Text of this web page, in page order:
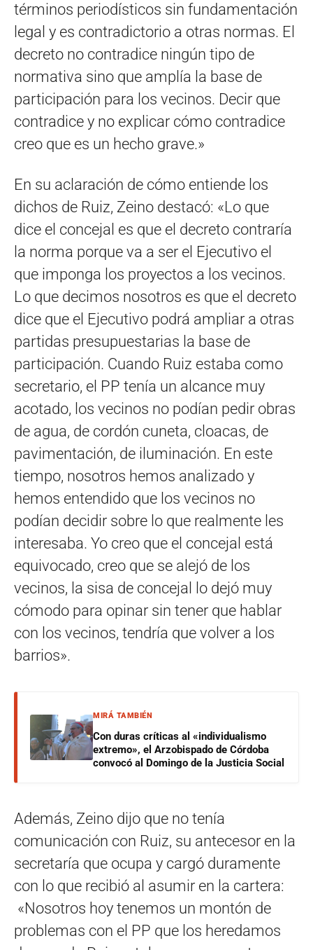
términos periodísticos sin fundamentación
legal y es contradictorio a otras normas. El
decreto no contradice ningún tipo de
normativa sino que amplía la base de
participación para los vecinos. Decir que
contradice y no explicar cómo contradice
creo que es un hecho grave.»
En su aclaración de cómo entiende los
dichos de Ruiz, Zeino destacó: «Lo que
dice el concejal es que el decreto contraría
la norma porque va a ser el Ejecutivo el
que imponga los proyectos a los vecinos.
Lo que decimos nosotros es que el decreto
dice que el Ejecutivo podrá ampliar a otras
partidas presupuestarias la base de
participación. Cuando Ruiz estaba como
secretario, el PP tenía un alcance muy
acotado, los vecinos no podían pedir obras
de agua, de cordón cuneta, cloacas, de
pavimentación, de iluminación. En este
tiempo, nosotros hemos analizado y
hemos entendido que los vecinos no
podían decidir sobre lo que realmente les
interesaba. Yo creo que el concejal está
equivocado, creo que se alejó de los
vecinos, la sisa de concejal lo dejó muy
cómodo para opinar sin tener que hablar
con los vecinos, tendría que volver a los
barrios».
MIRÁ TAMBIÉN
Con duras críticas al «individualismo
extremo», el Arzobispado de Córdoba
convocó al Domingo de la Justicia Social
Además, Zeino dijo que no tenía
comunicación con Ruiz, su antecesor en la
secretaría que ocupa y cargó duramente
con lo que recibió al asumir en la cartera:
«Nosotros hoy tenemos un montón de
problemas con el PP que los heredamos